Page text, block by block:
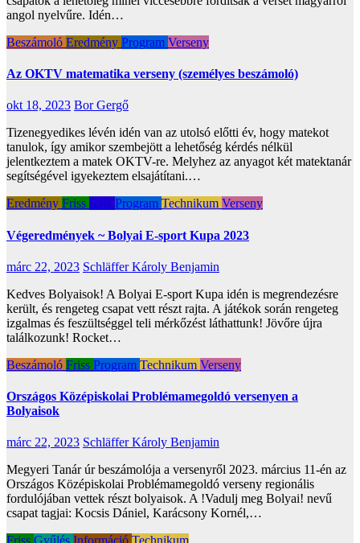
angol nyelvűre. Idén…
Beszámoló Eredmény Program Verseny
Az OKTV matematika verseny (személyes beszámoló)
okt 18, 2023 Bor Gergő
Tizenegyedikes lévén idén van az utolsó előtti év, hogy matekot
tanulok, így amikor szembejött a lehetőség kérdés nélkül
jelentkeztem a matek OKTV-re. Melyhez az anyagot két matektanár
segítségével igyekeztem elsajátítani.…
Eredmény Friss IDB Program Technikum Verseny
Végeredmények ~ Bolyai E-sport Kupa 2023
márc 22, 2023 Schläffer Károly Benjamin
Kedves Bolyaisok! A Bolyai E-sport Kupa idén is megrendezésre
került, és rengeteg csapat vett részt rajta. A játékok során rengeteg
izgalmas és feszültséggel teli mérkőzést láthattunk! Jövőre újra
találkozunk! Rocket…
Beszámoló Friss Program Technikum Verseny
Országos Középiskolai Problémamegoldó versenyen a
Bolyaisok
márc 22, 2023 Schläffer Károly Benjamin
Megyeri Tanár úr beszámolója a versenyről 2023. március 11-én az
Országos Középiskolai Problémamegoldó verseny regionális
fordulójában vettek részt bolyaisok. A !Vadulj meg Bolyai! nevű
csapat tagjai: Kocsis Dániel, Karácsony Kornél,…